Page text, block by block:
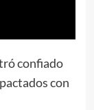
confiado
con